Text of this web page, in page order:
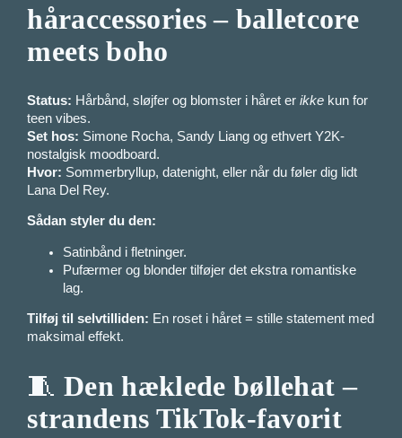
håraccessories – balletcore
meets boho
Status: Hårbånd, sløjfer og blomster i håret erikke kun for
teen vibes.
Set hos: Simone Rocha, Sandy Liang og ethvert Y2K-
nostalgisk moodboard.
Hvor: Sommerbryllup, datenight, eller når du føler dig lidt
Lana Del Rey.
Sådan styler du den:
Satinbånd i fletninger.
Pufærmer og blonder tilføjer det ekstra romantiske
lag.
Tilføj til selvtilliden: En roset i håret = stille statement med
maksimal effekt.
🧵Den hæklede bøllehat –
strandens TikTok-favorit